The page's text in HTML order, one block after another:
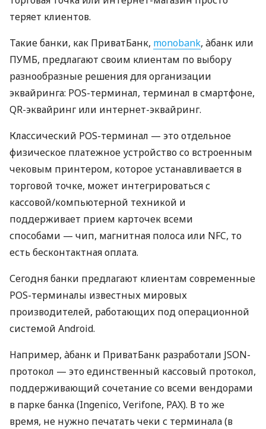
теряет клиентов.
Такие банки, как ПриватБанк, monobank, àбанк или
ПУМБ, предлагают своим клиентам по выбору
разнообразные решения для организации
эквайринга: POS-терминал, терминал в смартфоне,
QR-эквайринг или интернет-эквайринг.
Классический POS-терминал — это отдельное
физическое платежное устройство со встроенным
чековым принтером, которое устанавливается в
торговой точке, может интегрироваться с
кассовой/компьютерной техникой и
поддерживает прием карточек всеми
способами — чип, магнитная полоса или NFC, то
есть бесконтактная оплата.
Сегодня банки предлагают клиентам современные
POS-терминалы известных мировых
производителей, работающих под операционной
системой Android.
Например, àбанк и ПриватБанк разработали JSON-
протокол — это единственный кассовый протокол,
поддерживающий сочетание со всеми вендорами
в парке банка (Ingenico, Verifone, PAX). В то же
время, не нужно печатать чеки с терминала (в